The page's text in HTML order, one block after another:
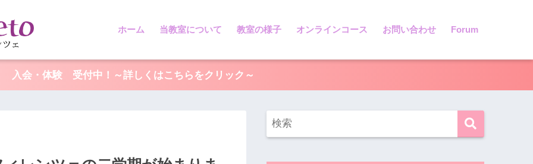
ホーム 当教室について 教室の様子 オンラインコース お問い合わせ Forum
入会・体験 受付中！～詳しくはこちらをクリック～